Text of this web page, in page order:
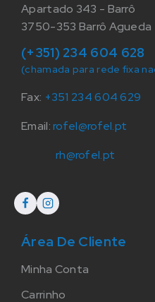
Apartado 343 - Barrô
3750-353 Barrô Agueda
(+351) 234 604 628
(chamada para rede fixa
Fax: +351 234 604 629
Email:rofel@rofel.pt
rh@rofel.pt
Área De Cliente
Minha Conta
Carrinho